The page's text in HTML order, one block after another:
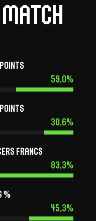
match
59,0%
30,6%
francs
83,3%
%
45,3%